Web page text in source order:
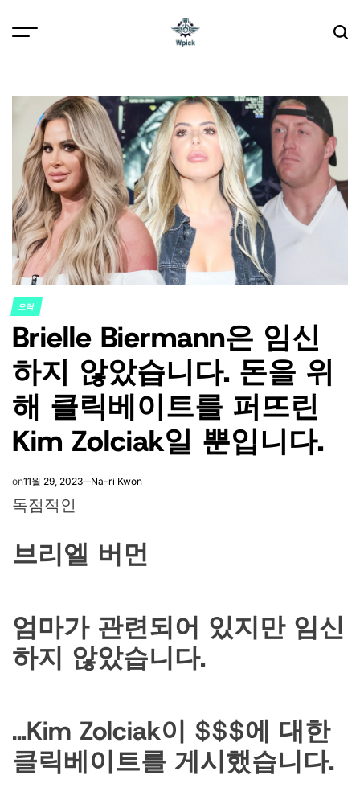
POSTED
IN
오락
Brielle Biermann은 임신
하지 않았습니다. 돈을 위
해 클릭베이트를 퍼뜨린
Kim Zolciak일 뿐입니다.
on11월 29, 2023 Na-ri Kwon
독점적인
브리엘 버먼
엄마가 관련되어 있지만 임신
하지 않았습니다.
…Kim Zolciak이 $$$에 대한
클릭베이트를 게시했습니다.